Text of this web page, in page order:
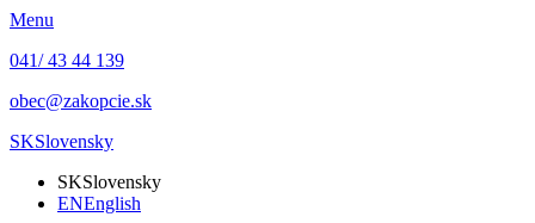
Menu
041/ 43 44 139
obec@zakopcie.sk
SKSlovensky
SKSlovensky
ENEnglish